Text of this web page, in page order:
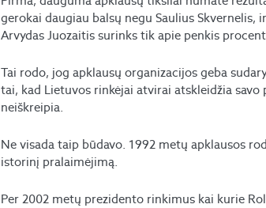
gerokai daugiau balsų negu Saulius
Arvydas Juozaitis surinks tik apie penkis
Tai rodo, jog apklausų organizacijos geba
tai, kad Lietuvos rinkėjai atvirai atskleidžia
neiškreipia.
Ne visada taip būdavo. 1992 metų apklausos
istorinį pralaimėjimą.
Per 2002 metų prezidento rinkimus kai kurie